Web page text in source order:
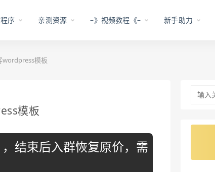
序 亲测资源 –》视频教程《– 新手助力
wordpress模板
模板
，结束后入群恢复原价，需